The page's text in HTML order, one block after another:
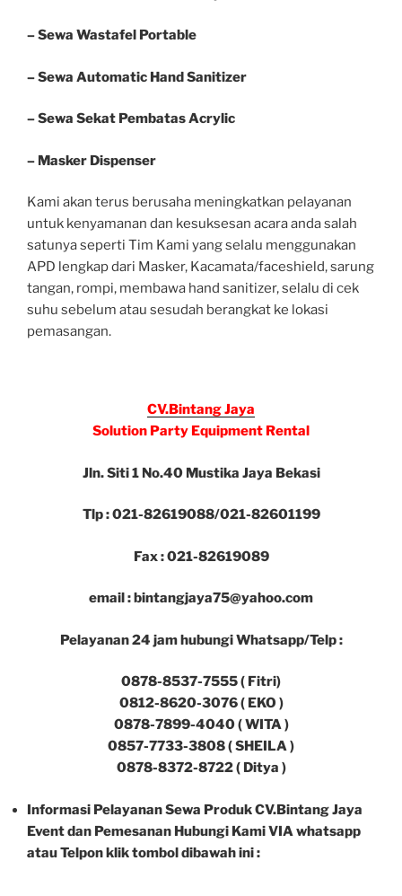
– Sewa Wastafel Portable
– Sewa Automatic Hand Sanitizer
– Sewa Sekat Pembatas Acrylic
– Masker Dispenser
Kami akan terus berusaha meningkatkan pelayanan
untuk kenyamanan dan kesuksesan acara anda salah
satunya seperti Tim Kami yang selalu menggunakan
APD lengkap dari Masker, Kacamata/faceshield, sarung
tangan, rompi, membawa hand sanitizer, selalu di cek
suhu sebelum atau sesudah berangkat ke lokasi
pemasangan.
CV.Bintang Jaya
Solution Party Equipment Rental
Jln. Siti 1 No.40 Mustika Jaya Bekasi
Tlp : 021-82619088/021-82601199
Fax : 021-82619089
email : bintangjaya75@yahoo.com
Pelayanan 24 jam hubungi Whatsapp/Telp :
0878-8537-7555 ( Fitri)
0812-8620-3076 ( EKO )
0878-7899-4040 ( WITA )
0857-7733-3808 ( SHEILA )
0878-8372-8722 ( Ditya )
Informasi Pelayanan Sewa Produk CV.Bintang Jaya
Event dan Pemesanan Hubungi Kami VIA whatsapp
atau Telpon klik tombol dibawah ini :